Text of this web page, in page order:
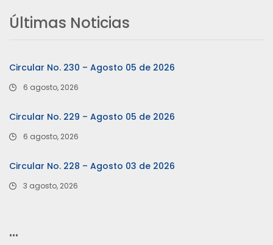
Últimas Noticias
Circular No. 230 – Agosto 05 de 2026
6 agosto, 2026
Circular No. 229 – Agosto 05 de 2026
6 agosto, 2026
Circular No. 228 – Agosto 03 de 2026
3 agosto, 2026
…